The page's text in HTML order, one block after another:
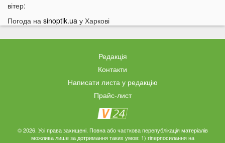
07:46
постраждалі
07 СЕРПНЯ
Від цих напоїв ви будете спати як немовля
Три знаки Зодіаку несподівано розбагатіють
найближчим часом
Назвали 5 побутових справ, які не можна робити в
Ці речі категорично заборонено робити під час грози
вітер:
Погода на sinoptik.ua у Харкові
Редакція
Контакти
Написати листа у редакцію
Прайс-лист
© 2026. Усі права захищені. Повна або часткова перепублікація матеріалів
можлива лише за дотримання таких умов: 1) гіперпосилання на